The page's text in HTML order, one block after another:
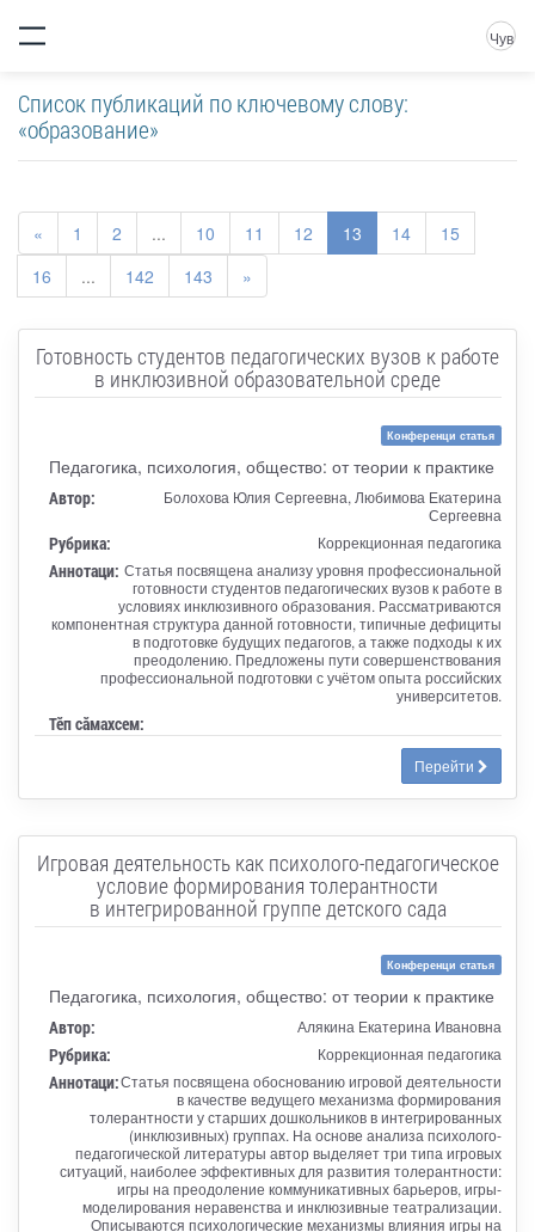
Чув
Список публикаций по ключевому слову:
«образование»
« 1 2 ... 10 11 12 13 14
15
16
... 142 143 »
Готовность студентов педагогических вузов к работе
в инклюзивной образовательной среде
Конференци статья
Педагогика, психология, общество: от теории к практике
Автор:
Болохова Юлия Сергеевна, Любимова Екатерина
Сергеевна
Рубрика: Коррекционная педагогика
Аннотаци: Статья посвящена анализу уровня профессиональной
готовности студентов педагогических вузов к работе в
условиях инклюзивного образования. Рассматриваются
компонентная структура данной готовности, типичные дефициты
в подготовке будущих педагогов, а также подходы к их
преодолению. Предложены пути совершенствования
профессиональной подготовки с учётом опыта российских
университетов.
Тӗп сӑмахсем:
Перейти
Игровая деятельность как психолого-педагогическое
условие формирования толерантности
в интегрированной группе детского сада
Конференци статья
Педагогика, психология, общество: от теории к практике
Автор: Алякина Екатерина Ивановна
Рубрика: Коррекционная педагогика
Аннотаци:Статья посвящена обоснованию игровой деятельности
в качестве ведущего механизма формирования
толерантности у старших дошкольников в интегрированных
(инклюзивных) группах. На основе анализа психолого-
педагогической литературы автор выделяет три типа игровых
ситуаций, наиболее эффективных для развития толерантности:
игры на преодоление коммуникативных барьеров, игры-
моделирования неравенства и инклюзивные театрализации.
Описываются психологические механизмы влияния игры на